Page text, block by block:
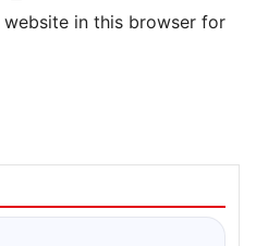
website in this browser for